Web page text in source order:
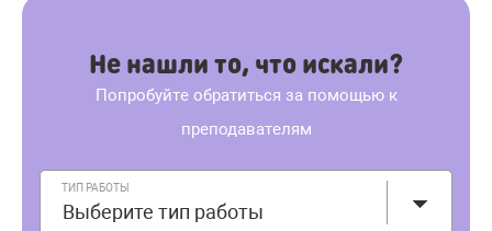
Не нашли то, что искали?
Попробуйте обратиться за помощью к
преподавателям
ТИП РАБОТЫ
Выберите тип работы